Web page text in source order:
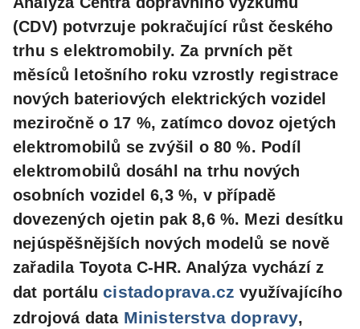
(CDV) potvrzuje pokračující růst českého
trhu s elektromobily. Za prvních pět
měsíců letošního roku vzrostly registrace
nových bateriových elektrických vozidel
meziročně o 17 %, zatímco dovoz ojetých
elektromobilů se zvýšil o 80 %. Podíl
elektromobilů dosáhl na trhu nových
osobních vozidel 6,3 %, v případě
dovezených ojetin pak 8,6 %. Mezi desítku
nejúspěšnějších nových modelů se nově
zařadila Toyota C-HR. Analýza vychází z
dat portálucistadoprava.cz využívajícího
zdrojová data Ministerstva dopravy,